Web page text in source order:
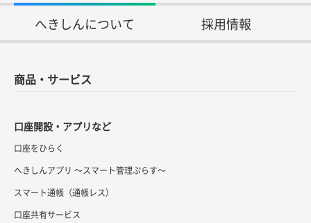
へきしんについて
採用情報
商品・サービス
口座開設・アプリなど
口座をひらく
へきしんアプリ ～スマート管理ぷらす～
スマート通帳（通帳レス）
口座共有サービス